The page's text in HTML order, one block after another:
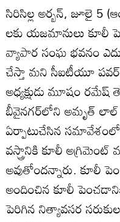
సిరిసిల్ల అర్బన్‌, జూలై 5
లకు యజమానులు కూలీ
వ్యాపార సంఘ భవనం
చేస్తా మని సీఐటీయూ
అధ్యక్షుడు మూషం రమేష్‌
బీవైనగర్‌లోని అమృత్‌ లాల్‌
ఏర్పాటుచేసిన
వస్త్రానికి కూలీ
అవుతోందన్నారు. కూలీ
అందించిన కూలీ
పెరిగిన నిత్యావసర